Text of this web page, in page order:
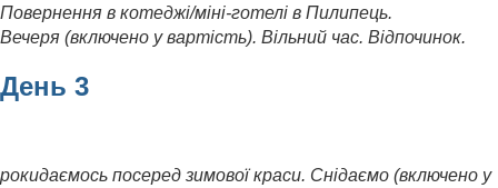
Повернення в котеджі/міні-готелі в Пилипець.
Вечеря (включено у вартість). Вільний час. Відпочинок.
День 3
рокидаємось посеред зимової краси. Снідаємо (включено у